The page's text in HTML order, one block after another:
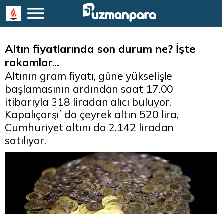
Altın fiyatlarında son durum ne? İşte
rakamlar...
Altının gram fiyatı, güne yükselişle
başlamasının ardından saat 17.00
itibarıyla 318 liradan alıcı buluyor.
Kapalıçarşı`da çeyrek altın 520 lira,
Cumhuriyet altını da 2.142 liradan
satılıyor.